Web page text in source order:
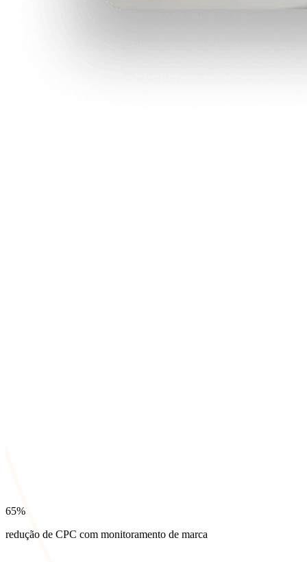
65%
redução de CPC com monitoramento de marca